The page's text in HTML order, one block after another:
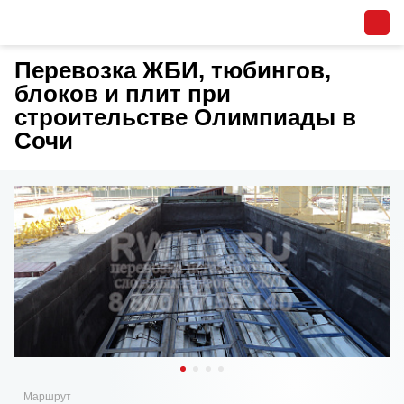
Перевозка ЖБИ, тюбингов,
блоков и плит при
строительстве Олимпиады в
Сочи
Маршрут